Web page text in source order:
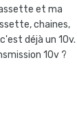
et ma
chaines,
déjà un 10v.
10v ?